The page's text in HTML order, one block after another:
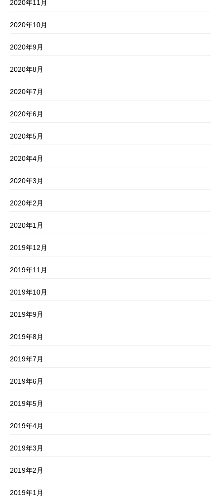
2020年11月
2020年10月
2020年9月
2020年8月
2020年7月
2020年6月
2020年5月
2020年4月
2020年3月
2020年2月
2020年1月
2019年12月
2019年11月
2019年10月
2019年9月
2019年8月
2019年7月
2019年6月
2019年5月
2019年4月
2019年3月
2019年2月
2019年1月